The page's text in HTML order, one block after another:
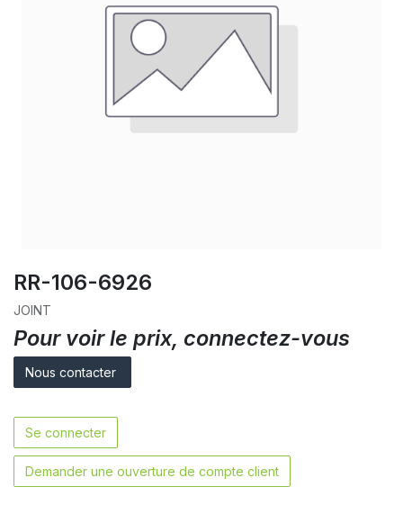
RR-106-6926
JOINT
Pour voir le prix, connectez-vous
Nous contacter
Se connecter
Demander une ouverture de compte client